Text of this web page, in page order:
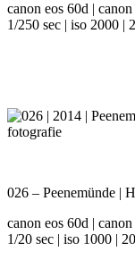
canon eos 60d |
1/250 sec | iso 2000 |
026 – Peenemünde |
canon eos 60d |
1/20 sec | iso 1000 |